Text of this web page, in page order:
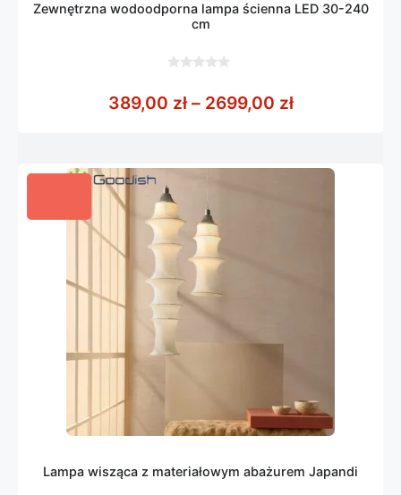
Zewnętrzna wodoodporna lampa ścienna LED 30-240
cm
5
389,00 zł – 2699,00 złZakres cen:
Lampa wisząca z materiałowym abażurem Japandi